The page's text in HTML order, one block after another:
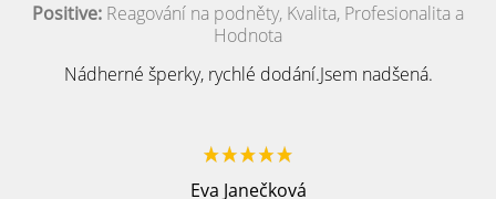
Positive: Reagování na podněty, Kvalita, Profesionalita a
Hodnota
Nádherné šperky, rychlé dodání.Jsem nadšená.
Eva Janečková